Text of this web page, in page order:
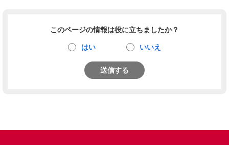
このページの情報は役に立ちましたか？
はい いいえ
送信する